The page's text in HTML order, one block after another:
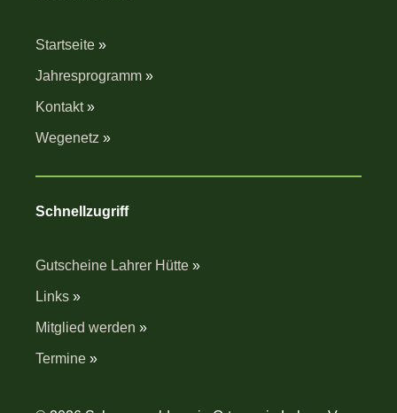
Startseite »
Jahresprogramm »
Kontakt»
Wegenetz »
Schnellzugriff
Gutscheine Lahrer Hütte »
Links »
Mitglied werden »
Termine »